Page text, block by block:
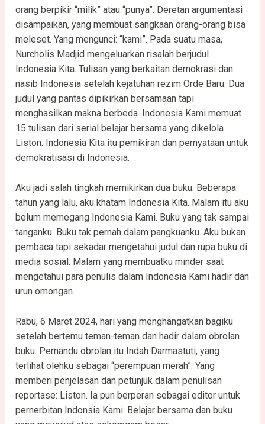
orang berpikir “milik” atau “punya”. Deretan argumentasi
disampaikan, yang membuat sangkaan orang-orang bisa
meleset. Yang mengunci: “kami”. Pada suatu masa,
Nurcholis Madjid mengeluarkan risalah berjudul
Indonesia Kita. Tulisan yang berkaitan demokrasi dan
nasib Indonesia setelah kejatuhan rezim Orde Baru. Dua
judul yang pantas dipikirkan bersamaan tapi
menghasilkan makna berbeda. Indonesia Kami memuat
15 tulisan dari serial belajar bersama yang dikelola
Liston. Indonesia Kita itu pemikiran dan pernyataan untuk
demokratisasi di Indonesia.
Aku jadi salah tingkah memikirkan dua buku. Beberapa
tahun yang lalu, aku khatam Indonesia Kita. Malam itu aku
belum memegang Indonesia Kami. Buku yang tak sampai
tanganku. Buku tak pernah dalam pangkuanku. Aku bukan
pembaca tapi sekadar mengetahui judul dan rupa buku di
media sosial. Malam yang membuatku minder saat
mengetahui para penulis dalam Indonesia Kami hadir dan
urun omongan.
Rabu, 6 Maret 2024, hari yang menghangatkan bagiku
setelah bertemu teman-teman dan hadir dalam obrolan
buku. Pemandu obrolan itu Indah Darmastuti, yang
terlihat olehku sebagai “perempuan merah”. Yang
memberi penjelasan dan petunjuk dalam penulisan
reportase: Liston. Ia pun berperan sebagai editor untuk
pernerbitan Indonsia Kami. Belajar bersama dan buku